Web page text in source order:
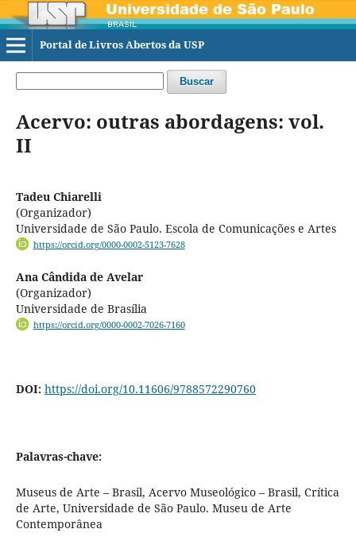
Portal de Livros Abertos da USP
Buscar
Acervo: outras abordagens: vol.
II
Tadeu Chiarelli
(Organizador)
Universidade de São Paulo. Escola de Comunicações e Artes
https://orcid.org/0000-0002-5123-7628
Ana Cândida de Avelar
(Organizador)
Universidade de Brasília
https://orcid.org/0000-0002-7026-7160
DOI: https://doi.org/10.11606/9788572290760
Palavras-chave:
Museus de Arte – Brasil, Acervo Museológico – Brasil, Crítica
de Arte, Universidade de São Paulo. Museu de Arte
Contemporânea